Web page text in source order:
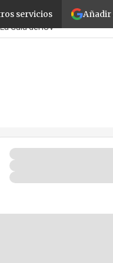
Añadir
servicios
Corporate RetailCloud
La Guía del ISV